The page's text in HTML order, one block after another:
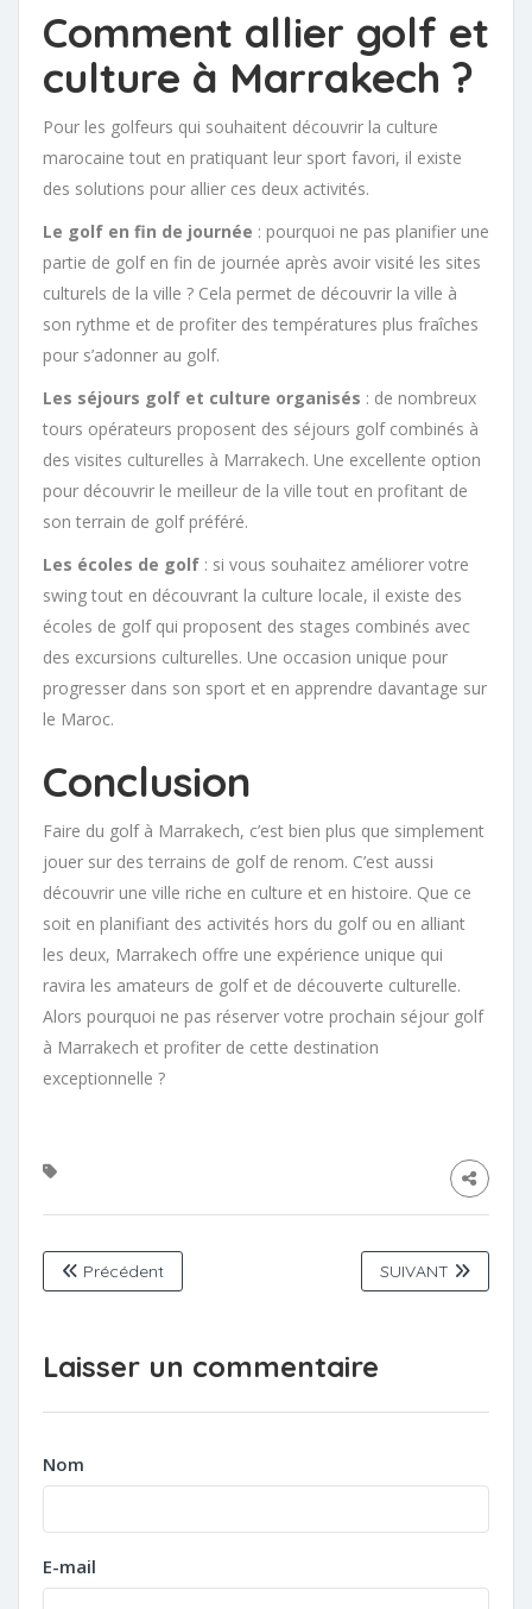
Comment allier golf et
culture à Marrakech ?
Pour les golfeurs qui souhaitent découvrir la culture
marocaine tout en pratiquant leur sport favori, il existe
des solutions pour allier ces deux activités.
Le golf en fin de journée : pourquoi ne pas planifier une
partie de golf en fin de journée après avoir visité les sites
culturels de la ville ? Cela permet de découvrir la ville à
son rythme et de profiter des températures plus fraîches
pour s’adonner au golf.
Les séjours golf et culture organisés : de nombreux
tours opérateurs proposent des séjours golf combinés à
des visites culturelles à Marrakech. Une excellente option
pour découvrir le meilleur de la ville tout en profitant de
son terrain de golf préféré.
Les écoles de golf : si vous souhaitez améliorer votre
swing tout en découvrant la culture locale, il existe des
écoles de golf qui proposent des stages combinés avec
des excursions culturelles. Une occasion unique pour
progresser dans son sport et en apprendre davantage sur
le Maroc.
Conclusion
Faire du golf à Marrakech, c’est bien plus que simplement
jouer sur des terrains de golf de renom. C’est aussi
découvrir une ville riche en culture et en histoire. Que ce
soit en planifiant des activités hors du golf ou en alliant
les deux, Marrakech offre une expérience unique qui
ravira les amateurs de golf et de découverte culturelle.
Alors pourquoi ne pas réserver votre prochain séjour golf
à Marrakech et profiter de cette destination
exceptionnelle ?
Précédent SUIVANT
Laisser un commentaire
Nom
E-mail